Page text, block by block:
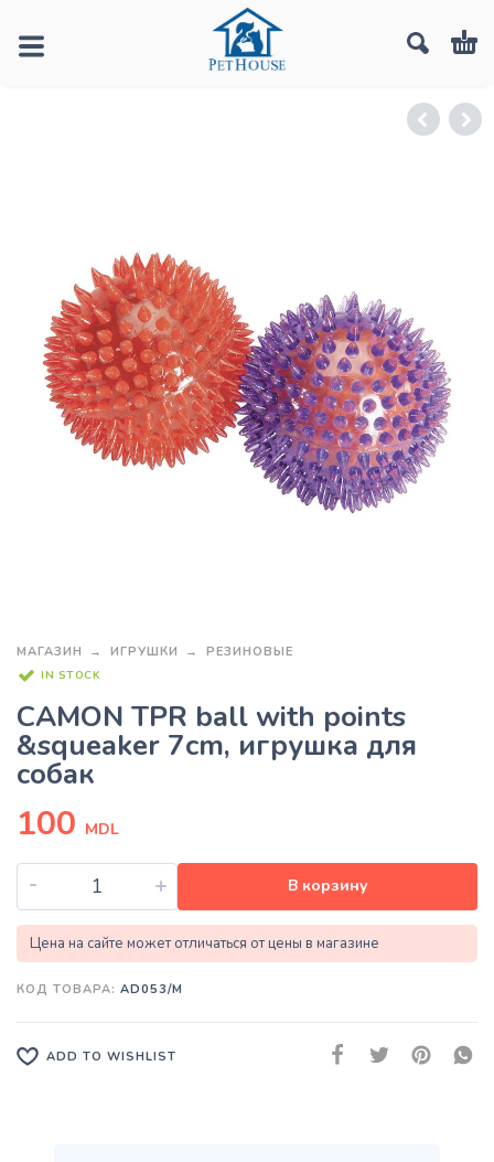
МАГАЗИН ИГРУШКИ РЕЗИНОВЫЕ
IN STOCK
CAMON TPR ball with points
&squeaker 7cm, игрушка для
собак
100 MDL
- + В корзину
Цена на сайте может отличаться от цены в магазине
КОД ТОВАРА: AD053/M
ADD TO WISHLIST